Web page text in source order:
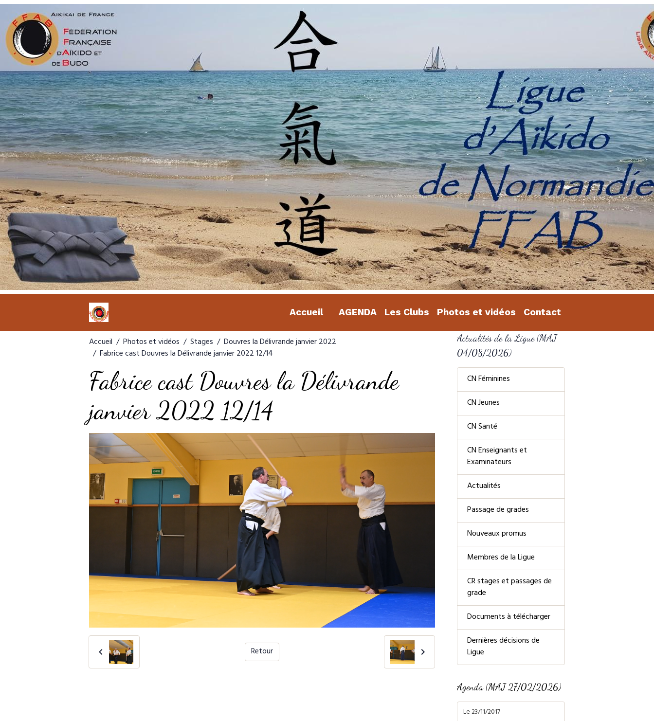
Accueil AGENDA Les Clubs Photos et vidéos Contact
Accueil Photos et vidéos Stages
Douvres la Délivrande janvier 2022
Fabrice cast Douvres la Délivrande janvier 2022 12/14
Fabrice cast Douvres la Délivrande
janvier 2022 12/14
Retour
Actualités de la Ligue (MAJ
04/08/2026)
CN Féminines
CN Jeunes
CN Santé
CN Enseignants et
Examinateurs
Actualités
Passage de grades
Nouveaux promus
Membres de la Ligue
CR stages et passages de
grade
Documents à télécharger
Dernières décisions de
Ligue
Agenda (MAJ 27/02/2026)
Le 23/11/2017